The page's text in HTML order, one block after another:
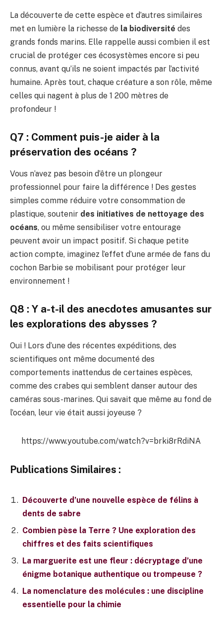
La découverte de cette espèce et d’autres similaires
met en lumière la richesse de la biodiversité des
grands fonds marins. Elle rappelle aussi combien il est
crucial de protéger ces écosystèmes encore si peu
connus, avant qu’ils ne soient impactés par l’activité
humaine. Après tout, chaque créature a son rôle, même
celles qui nagent à plus de 1 200 mètres de
profondeur !
Q7 : Comment puis-je aider à la
préservation des océans ?
Vous n’avez pas besoin d’être un plongeur
professionnel pour faire la différence ! Des gestes
simples comme réduire votre consommation de
plastique, soutenir des initiatives de nettoyage des
océans, ou même sensibiliser votre entourage
peuvent avoir un impact positif. Si chaque petite
action compte, imaginez l’effet d’une armée de fans du
cochon Barbie se mobilisant pour protéger leur
environnement !
Q8 : Y a-t-il des anecdotes amusantes sur
les explorations des abysses ?
Oui ! Lors d’une des récentes expéditions, des
scientifiques ont même documenté des
comportements inattendus de certaines espèces,
comme des crabes qui semblent danser autour des
caméras sous-marines. Qui savait que même au fond de
l’océan, leur vie était aussi joyeuse ?
https://www.youtube.com/watch?v=brki8rRdiNA
Publications Similaires :
Découverte d’une nouvelle espèce de félins à
dents de sabre
Combien pèse la Terre ? Une exploration des
chiffres et des faits scientifiques
La marguerite est une fleur : décryptage d’une
énigme botanique authentique ou trompeuse ?
La nomenclature des molécules : une discipline
essentielle pour la chimie